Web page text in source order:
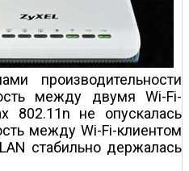
производительности
между двумя Wi-Fi-
802.11n не опускалась
между Wi-Fi-клиентом
стабильно держалась